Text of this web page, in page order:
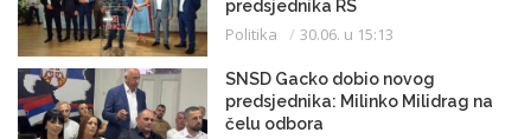
predsjednika RS
Politika 30.06. u 15:13
SNSD Gacko dobio novog
predsjednika: Milinko Milidrag na
čelu odbora